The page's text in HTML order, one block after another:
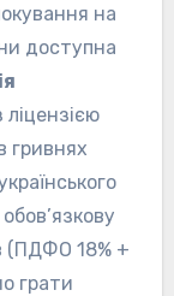
на
доступна
гривнях
(ПДФО 18% +
грати